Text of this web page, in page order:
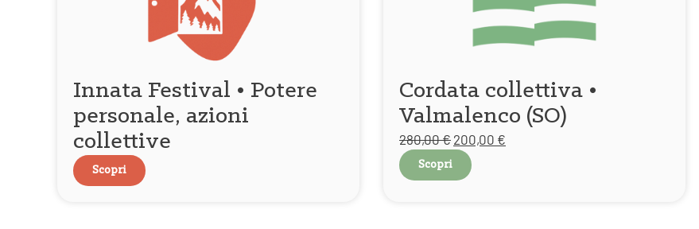
Innata Festival • Potere
personale, azioni
collettive
Scopri
Cordata collettiva •
Valmalenco (SO)
280,00€ 200,00 €
Scopri